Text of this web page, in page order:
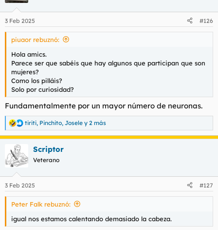
o
r
d
e
l
e
m
a
n
c
i
3 Feb 2025 #126
piuaor rebuznó:
Hola amics.
Parece ser que sabéis que hay algunos que participan que son
mujeres?
Como los pilláis?
Solo por curiosidad?
Fundamentalmente por un mayor número de neuronas.
R
e
a
c
c
i
e
s
tiriti, Pinchito, Josele y 2 más
Scriptor
Veterano
3 Feb 2025 #127
Peter Falk rebuznó:
igual nos estamos calentando demasiado la cabeza.